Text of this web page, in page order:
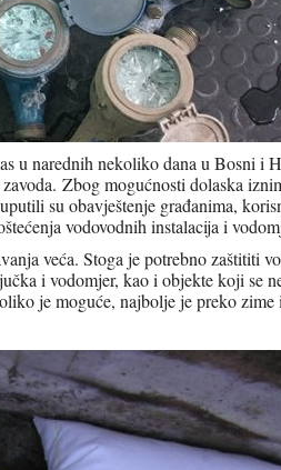
u narednih nekoliko dana u Bosni i
Zbog mogućnosti dolaska
su obavještenje građanima,
vodovodnih instalacija i
veća. Stoga je potrebno zaštititi
i vodomjer, kao i objekte koji se
je moguće, najbolje je preko